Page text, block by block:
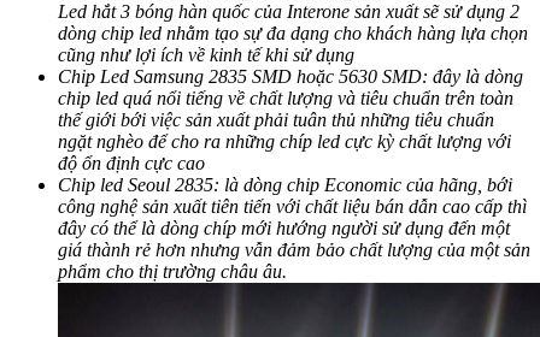
Led hắt 3 bóng hàn quốc của Interone sản xuất sẽ sử dụng 2
dòng chip led nhằm tạo sự đa dạng cho khách hàng lựa chọn
cũng như lợi ích về kinh tế khi sử dụng
Chip Led Samsung 2835 SMD hoặc 5630 SMD: đây là dòng
chip led quá nổi tiếng về chất lượng và tiêu chuẩn trên toàn
thế giới bới việc sản xuất phải tuân thủ những tiêu chuẩn
ngặt nghèo để cho ra những chíp led cực kỳ chất lượng với
độ ổn định cực cao
Chip led Seoul 2835: là dòng chip Economic của hãng, bới
công nghệ sản xuất tiên tiến với chất liệu bán dẫn cao cấp thì
đây có thể là dòng chíp mới hướng người sử dụng đến một
giá thành rẻ hơn nhưng vẫn đảm bảo chất lượng của một sản
phẩm cho thị trường châu âu.